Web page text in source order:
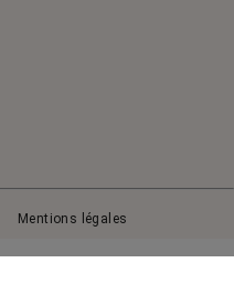
Mentions légales